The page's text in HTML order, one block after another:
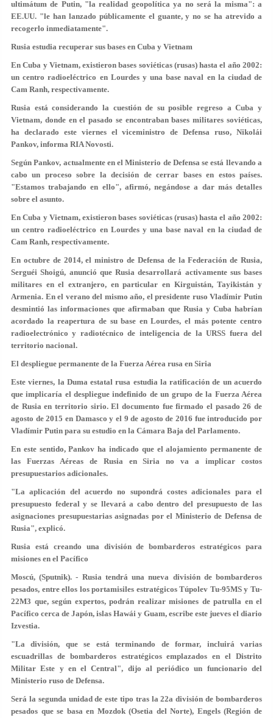
ultimátum de Putin, "la realidad geopolítica ya no será la misma": a
EE.UU. "le han lanzado públicamente el guante, y no se ha atrevido a
recogerlo inmediatamente".
Rusia estudia recuperar sus bases en Cuba y Vietnam
En Cuba y Vietnam, existieron bases soviéticas (rusas) hasta el año 2002:
un centro radioeléctrico en Lourdes y una base naval en la ciudad de
Cam Ranh, respectivamente.
Rusia está considerando la cuestión de su posible regreso a Cuba y
Vietnam, donde en el pasado se encontraban bases militares soviéticas,
ha declarado este viernes el viceministro de Defensa ruso, Nikolái
Pankov, informa RIA Novosti.
Según Pankov, actualmente en el Ministerio de Defensa se está llevando a
cabo un proceso sobre la decisión de cerrar bases en estos países.
"Estamos trabajando en ello", afirmó, negándose a dar más detalles
sobre el asunto.
En Cuba y Vietnam, existieron bases soviéticas (rusas) hasta el año 2002:
un centro radioeléctrico en Lourdes y una base naval en la ciudad de
Cam Ranh, respectivamente.
En octubre de 2014, el ministro de Defensa de la Federación de Rusia,
Serguéi Shoigú, anunció que Rusia desarrollará activamente sus bases
militares en el extranjero, en particular en Kirguistán, Tayikistán y
Armenia. En el verano del mismo año, el presidente ruso Vladímir Putin
desmintió las informaciones que afirmaban que Rusia y Cuba habrían
acordado la reapertura de su base en Lourdes, el más potente centro
radioelectrónico y radiotécnico de inteligencia de la URSS fuera del
territorio nacional.
El despliegue permanente de la Fuerza Aérea rusa en Siria
Este viernes, la Duma estatal rusa estudia la ratificación de un acuerdo
que implicaría el despliegue indefinido de un grupo de la Fuerza Aérea
de Rusia en territorio sirio. El documento fue firmado el pasado 26 de
agosto de 2015 en Damasco y el 9 de agosto de 2016 fue introducido por
Vladímir Putin para su estudio en la Cámara Baja del Parlamento.
En este sentido, Pankov ha indicado que el alojamiento permanente de
las Fuerzas Aéreas de Rusia en Siria no va a implicar costos
presupuestarios adicionales.
"La aplicación del acuerdo no supondrá costes adicionales para el
presupuesto federal y se llevará a cabo dentro del presupuesto de las
asignaciones presupuestarias asignadas por el Ministerio de Defensa de
Rusia", explicó.
Rusia está creando una división de bombarderos estratégicos para
misiones en el Pacífico
Moscú, (Sputnik). - Rusia tendrá una nueva división de bombarderos
pesados, entre ellos los portamisiles estratégicos Túpolev Tu-95MS y Tu-
22M3 que, según expertos, podrán realizar misiones de patrulla en el
Pacífico cerca de Japón, islas Hawái y Guam, escribe este jueves el diario
Izvestia.
"La división, que se está terminando de formar, incluirá varias
escuadrillas de bombarderos estratégicos emplazados en el Distrito
Militar Este y en el Central", dijo al periódico un funcionario del
Ministerio ruso de Defensa.
Será la segunda unidad de este tipo tras la 22a división de bombarderos
pesados que se basa en Mozdok (Osetia del Norte), Engels (Región de